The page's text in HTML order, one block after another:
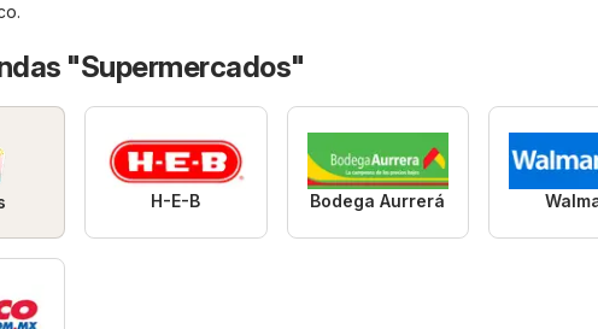
.
"Supermercados"
H-E-B Bodega Aurrerá